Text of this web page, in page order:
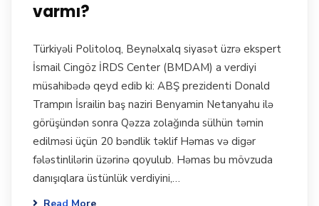
varmı?
Türkiyəli Politoloq, Beynəlxalq siyasət üzrə ekspert
İsmail Cingöz İRDS Center (BMDAM) a verdiyi
müsahibədə qeyd edib ki: ABŞ prezidenti Donald
Trampın İsrailin baş naziri Benyamin Netanyahu ilə
görüşündən sonra Qəzza zolağında sülhün təmin
edilməsi üçün 20 bəndlik təklif Həmas və digər
fələstinlilərin üzərinə qoyulub. Həmas bu mövzuda
danışıqlara üstünlük verdiyini,…